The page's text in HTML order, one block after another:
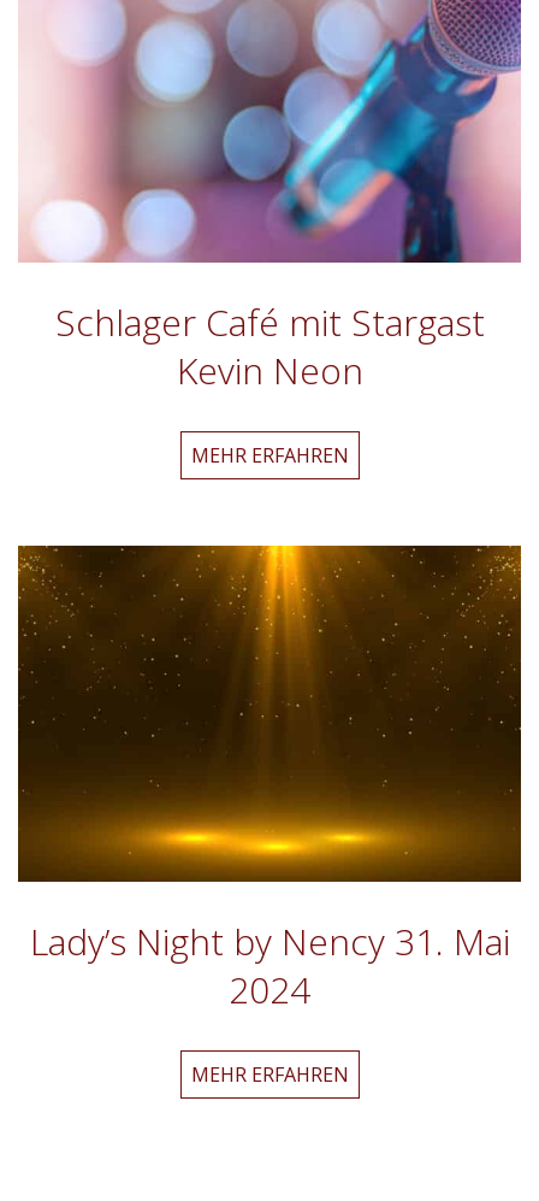
Schlager Café mit Stargast
Kevin Neon
MEHR ERFAHREN
Café
Kevin
Neon
Lady’s Night by Nency 31. Mai
2024
MEHR ERFAHREN
Night